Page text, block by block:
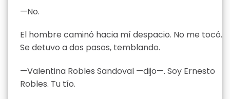
—No.
El hombre caminó hacia mí despacio. No me tocó.
Se detuvo a dos pasos, temblando.
—Valentina Robles Sandoval —dijo—. Soy Ernesto
Robles. Tu tío.